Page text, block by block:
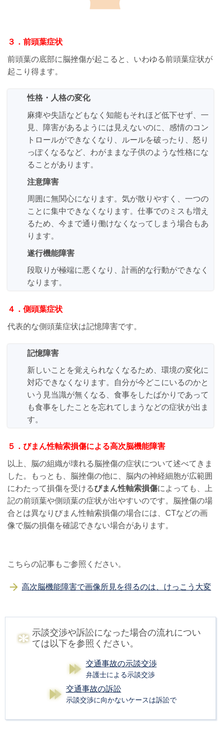
３．前頭葉症状
前頭葉の底部に脳挫傷が起こると、いわゆる前頭葉症状が
起こり得ます。
性格・人格の変化
麻痺や失語などもなく知能もそれほど低下せず、一
見、障害があるようには見えないのに、 感情のコン
トロールができなくなり、ルールを破ったり、怒り
っぽくなるなど、わがままな子供のような性格にな
ることがあります。
注意障害
周囲に無関心になります。気が散りやすく、一つの
ことに集中できなくなります。仕事でのミスも増え
るため、今まで通り働けなくなってしまう場合もあ
ります。
遂行機能障害
段取りが極端に悪くなり、計画的な行動ができなく
なります。
４．側頭葉症状
代表的な側頭葉症状は記憶障害です。
記憶障害
新しいことを覚えられなくなるため、環境の変化に
対応できなくなります。自分が今どこにいるのかと
いう見当識が無くなる、食事をしたばかりであって
も食事をしたことを忘れてしまうなどの症状が出ま
す。
５．びまん性軸索損傷による高次脳機能障害
以上、脳の組織が壊れる脳挫傷の症状について述べてきま
した。もっとも、脳挫傷の他に、脳内の神経細胞が広範囲
にわたって損傷を受けるびまん性軸索損傷によっても、上
記の前頭葉や側頭葉の症状が出やすいのです。脳挫傷の場
合とは異なりびまん性軸索損傷の場合には、CTなどの画
像で脳の損傷を確認できない場合があります。
こちらの記事もご参照ください。
高次脳機能障害で画像所見を得るのは、けっこう大変
示談交渉や訴訟になった場合の流れについ
ては以下を参照ください。
交通事故の示談交渉
弁護士による示談交渉
交通事故の訴訟
示談交渉に向かないケースは訴訟で